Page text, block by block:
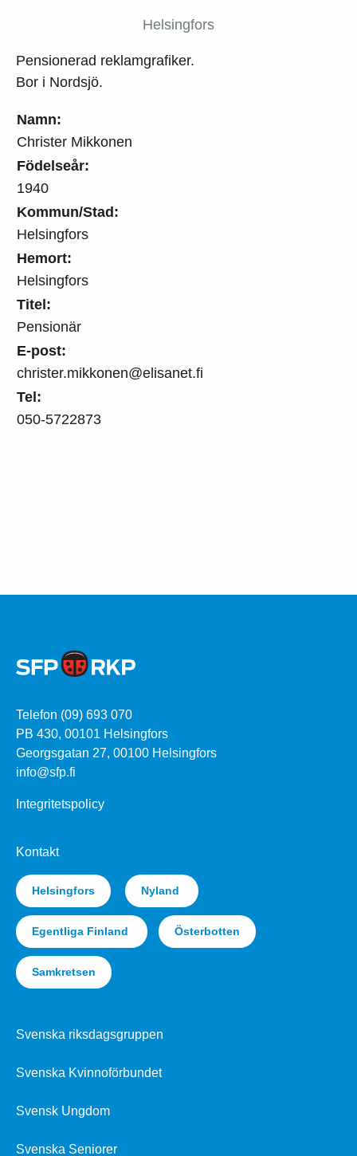
Namn:
Christer Mikkonen
Födelseår:
1940
Kommun/Stad:
Helsingfors
Hemort:
Helsingfors
Titel:
Pensionär
E-post:
christer.mikkonen@elisanet.fi
Tel:
050-5722873
Helsingfors
Pensionerad reklamgrafiker.
Bor i Nordsjö.
Telefon (09) 693 070
PB 430, 00101 Helsingfors
Georgsgatan 27, 00100 Helsingfors
info@sfp.fi
Integritetspolicy
Kontakt
Helsingfors Nyland
Egentliga Finland Österbotten
Samkretsen
Svenska riksdagsgruppen
Svenska Kvinnoförbundet
Svensk Ungdom
Svenska Seniorer